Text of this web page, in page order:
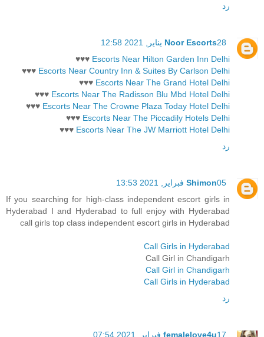
رد
Noor Escorts28 يناير, 2021 12:58
Escorts Near Hilton Garden Inn Delhi
♥♥♥
Escorts Near Country Inn & Suites By Carlson Delhi
♥♥♥
Escorts Near The Grand Hotel Delhi
♥♥♥
Escorts Near The Radisson Blu Mbd Hotel Delhi
♥♥♥
Escorts Near The Crowne Plaza Today Hotel Delhi
♥♥♥
Escorts Near The Piccadily Hotels Delhi
♥♥♥
Escorts Near The JW Marriott Hotel Delhi
♥♥♥
رد
Shimon05 فبراير, 2021 13:53
If you searching for high-class independent escort girls in
Hyderabad I and Hyderabad to full enjoy with Hyderabad
call girls top class independent escort girls in Hyderabad
Call Girls in Hyderabad
Call Girl in Chandigarh
Call Girl in Chandigarh
Call Girls in Hyderabad
رد
femalelove4u17 فبراير, 2021 07:54